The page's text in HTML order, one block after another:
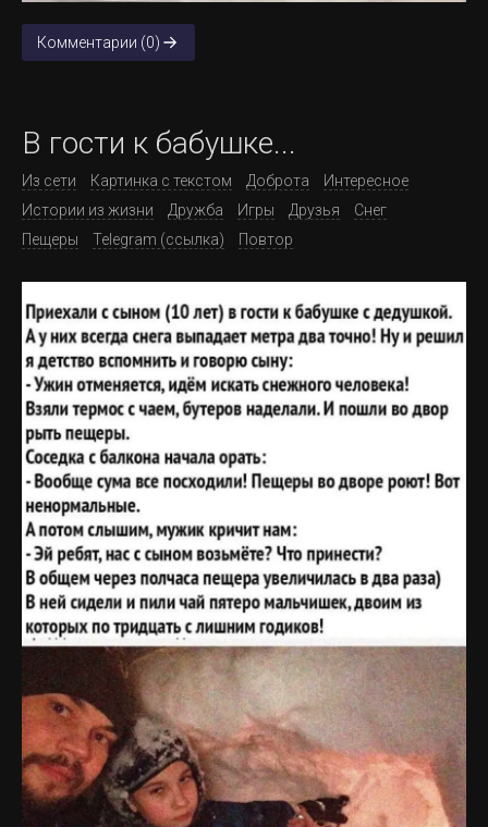
Комментарии (0)
В гости к бабушке...
Из сети Картинка с текстом Доброта
Интересное
Истории из жизни
Дружба Игры Друзья
Снег
Пещеры
Telegram (ссылка) Повтор